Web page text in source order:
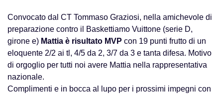
Convocato dal CT Tommaso Graziosi, nella amichevole di
preparazione contro il Baskettiamo Vuittone (serie D,
girone e) Mattia è risultato MVP con 19 punti frutto di un
eloquente 2/2 ai tl, 4/5 da 2, 3/7 da 3 e tanta difesa. Motivo
di orgoglio per tutti noi avere Mattia nella rappresentativa
nazionale.
Complimenti e in bocca al lupo per i prossimi impegni con